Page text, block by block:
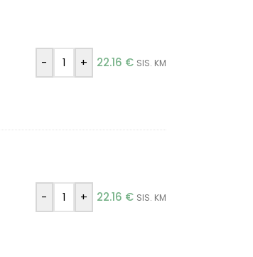
- + 22.16 € SIS. KM
- + 22.16 € SIS. KM